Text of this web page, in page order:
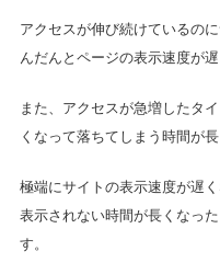
アクセスが伸び続けているの
んだんとページの表示速度が遅
また、アクセスが急増したタ
くなって落ちてしまう時間が長
極端にサイトの表示速度が遅
表示されない時間が長くなっ
す。